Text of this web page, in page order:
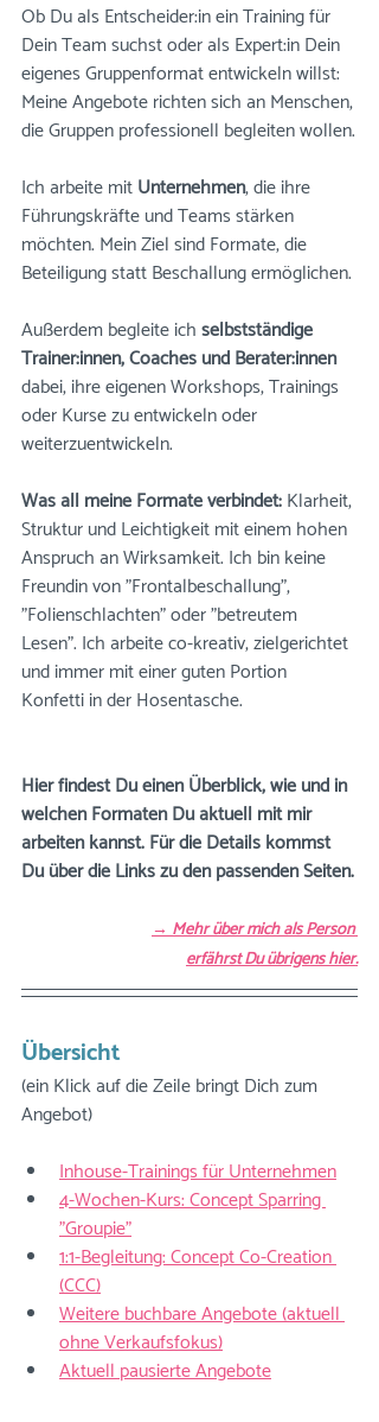
Ob Du als Entscheider:in ein Training für
Dein Team suchst oder als Expert:in Dein
eigenes Gruppenformat entwickeln willst:
Meine Angebote richten sich an Menschen,
die Gruppen professionell begleiten wollen.
Ich arbeite mit Unternehmen, die ihre
Führungskräfte und Teams stärken
möchten. Mein Ziel sind Formate, die
Beteiligung statt Beschallung ermöglichen.
Außerdem begleite ich selbstständige
Trainer:innen, Coaches und Berater:innen
dabei, ihre eigenen Workshops, Trainings
oder Kurse zu entwickeln oder
weiterzuentwickeln.
Was all meine Formate verbindet: Klarheit,
Struktur und Leichtigkeit mit einem hohen
Anspruch an Wirksamkeit. Ich bin keine
Freundin von "Frontalbeschallung",
"Folienschlachten" oder "betreutem
Lesen". Ich arbeite co-kreativ, zielgerichtet
und immer mit einer guten Portion
Konfetti in der Hosentasche.
Hier findest Du einen Überblick, wie und in
welchen Formaten Du aktuell mit mir
arbeiten kannst. Für die Details kommst
Du über die Links zu den passenden Seiten.
→ Mehr über mich als Person
erfährst Du übrigens hier.
Übersicht
(ein Klick auf die Zeile bringt Dich zum
Angebot)
Inhouse-Trainings für Unternehmen
4-Wochen-Kurs: Concept Sparring
"Groupie"
1:1-Begleitung: Concept Co-Creation
(CCC)
Weitere buchbare Angebote (aktuell
ohne Verkaufsfokus)
Aktuell pausierte Angebote